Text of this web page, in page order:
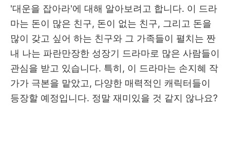
'대운을 잡아라'에 대해 알아보려고 합니다. 이 드라
마는 돈이 많은 친구, 돈이 없는 친구, 그리고 돈을
많이 갖고 싶어 하는 친구와 그 가족들이 펼치는 짠
내 나는 파란만장한 성장기 드라마로 많은 사람들이
관심을 받고 있습니다. 특히, 이 드라마는 손지혜 작
가가 극본을 맡았고, 다양한 매력적인 캐릭터들이
등장할 예정입니다. 정말 재미있을 것 같지 않나요?